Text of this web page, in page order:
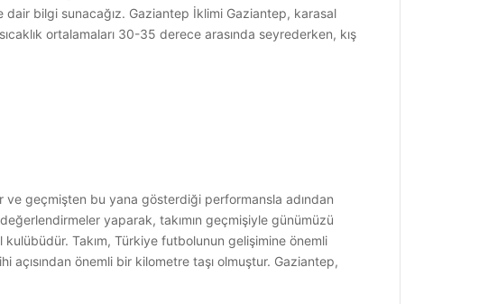
bilgi sunacağız. Gaziantep İklimi Gaziantep, karasal
ortalamaları 30-35 derece arasında seyrederken, kış
ve geçmişten bu yana gösterdiği performansla adından
yaparak, takımın geçmişiyle günümüzü
kulübüdür. Takım, Türkiye futbolunun gelişimine önemli
açısından önemli bir kilometre taşı olmuştur. Gaziantep,